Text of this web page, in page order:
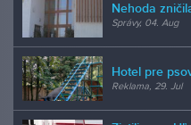
Nehoda
Správy, 04. Aug
Hotel pre
Reklama, 29. Jul